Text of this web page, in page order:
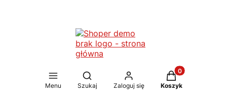
Menu
Otwórz wyszukiwarkę
Szukaj Zaloguj się
Produkty w
Koszyk